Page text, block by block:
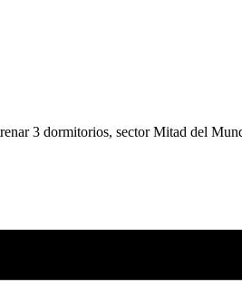
3 dormitorios, sector Mitad del